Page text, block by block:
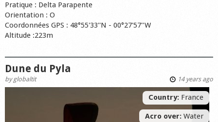
Pratique : Delta Parapente
Orientation : O
Coordonnées GPS : 48°55'33''N - 00°27'57''W
Altitude :223m
Dune du Pyla
byglobaltit 14 years ago
Country: France
Acro over: Water